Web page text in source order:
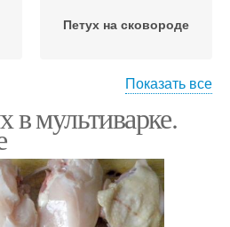
Петух на сковороде
петуха
Петух со сметаной
Показать все
мультиварке.